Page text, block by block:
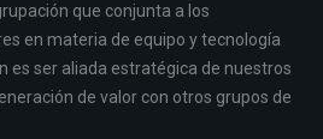
que conjunta a los
en materia de equipo y tecnología
es ser aliada estratégica de nuestros
de valor con otros grupos de